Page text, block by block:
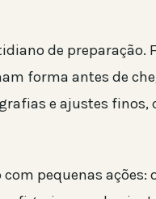
de preparação.
forma antes de
e ajustes finos,
pequenas ações: